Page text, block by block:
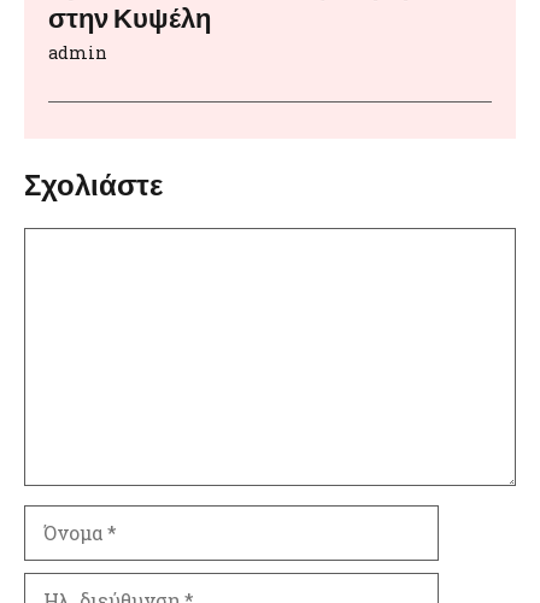
στην Κυψέλη
admin
Σχολιάστε